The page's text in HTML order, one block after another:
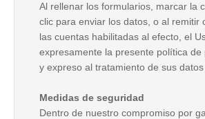
Al rellenar los formularios, marcar la
clic para enviar los datos, o al remitir
las cuentas habilitadas al efecto, el
expresamente la presente política
y expreso al tratamiento de sus
Medidas de seguridad
Dentro de nuestro compromiso por